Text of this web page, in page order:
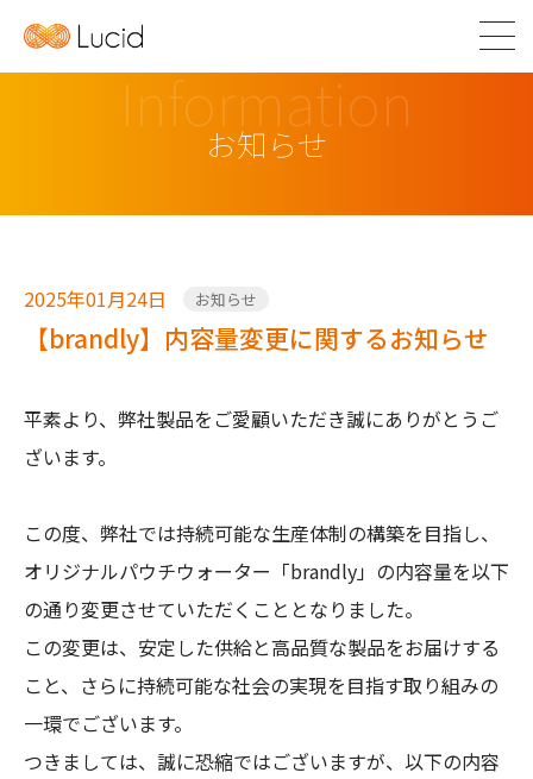
Information
お知らせ
2025年01月24日 お知らせ
【brandly】内容量変更に関するお知らせ
平素より、弊社製品をご愛顧いただき誠にありがとうご
ざいます。
この度、弊社では持続可能な生産体制の構築を目指し、
オリジナルパウチウォーター「brandly」の内容量を以下
の通り変更させていただくこととなりました。
この変更は、安定した供給と高品質な製品をお届けする
こと、さらに持続可能な社会の実現を目指す取り組みの
一環でございます。
つきましては、誠に恐縮ではございますが、以下の内容